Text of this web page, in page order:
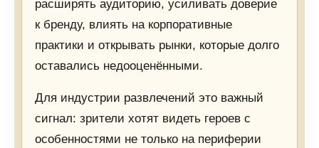
расширять аудиторию, усиливать доверие
к бренду, влиять на корпоративные
практики и открывать рынки, которые долго
оставались недооценёнными.
Для индустрии развлечений это важный
сигнал: зрители хотят видеть героев с
особенностями не только на периферии